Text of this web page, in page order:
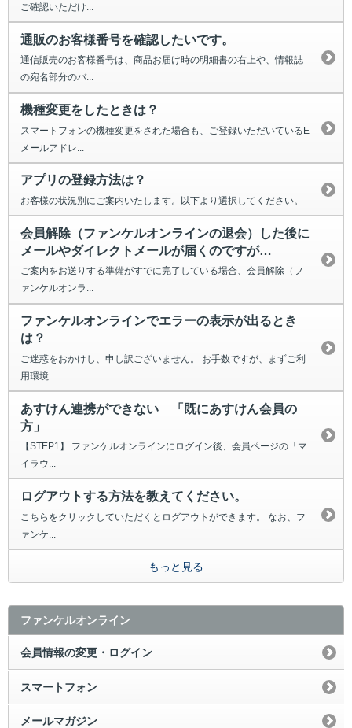
ご確認いただけ...
通販のお客様番号を確認したいです。
通信販売のお客様番号は、商品お届け時の明細書の右上や、情報誌
の宛名部分のバ...
機種変更をしたときは？
スマートフォンの機種変更をされた場合も、ご登録いただいているE
メールアドレ...
アプリの登録方法は？
お客様の状況別にご案内いたします。以下より選択してください。
会員解除（ファンケルオンラインの退会）した後に
メールやダイレクトメールが届くのですが…
ご案内をお送りする準備がすでに完了している場合、会員解除（フ
ァンケルオンラ...
ファンケルオンラインでエラーの表示が出るとき
は？
ご迷惑をおかけし、申し訳ございません。 お手数ですが、まずご利
用環境...
あすけん連携ができない 「既にあすけん会員の
方」
【STEP1】 ファンケルオンラインにログイン後、会員ページの「マ
イラウ...
ログアウトする方法を教えてください。
こちらをクリックしていただくとログアウトができます。 なお、フ
ァンケ...
もっと見る
ファンケルオンライン
会員情報の変更・ログイン
スマートフォン
メールマガジン